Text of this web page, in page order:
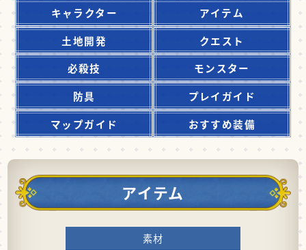
キャラクター
アイテム
土地開発
クエスト
必殺技
モンスター
防具
プレイガイド
マップガイド
おすすめ装備
アイテム
素材